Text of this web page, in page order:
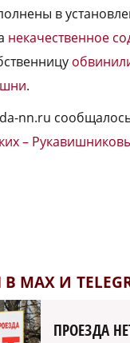
в
некачественное
.
nn.ru
–
И
ПРОЕЗДА